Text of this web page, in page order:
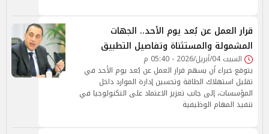
قرار العمل عن بُعد يوم الأحد.. الجهات
المشمولة والمستثناة وتفاصيل التطبيق
السبت 04/أبريل/2026 - 05:40 م
يتوقع خبراء أن يسهم قرار العمل عن بُعد يوم الأحد في
تقليل استهلاك الطاقة وتحسين إدارة الموارد داخل
المؤسسات، إلى جانب تعزيز الاعتماد على التكنولوجيا في
تنفيذ المهام الوظيفية